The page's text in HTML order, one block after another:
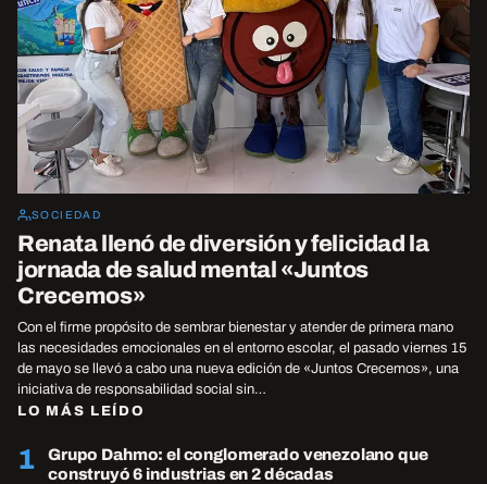
SOCIEDAD
Renata llenó de diversión y felicidad la
jornada de salud mental «Juntos
Crecemos»
Con el firme propósito de sembrar bienestar y atender de primera mano
las necesidades emocionales en el entorno escolar, el pasado viernes 15
de mayo se llevó a cabo una nueva edición de «Juntos Crecemos», una
iniciativa de responsabilidad social sin…
LO MÁS LEÍDO
1
Grupo Dahmo: el conglomerado venezolano que
construyó 6 industrias en 2 décadas